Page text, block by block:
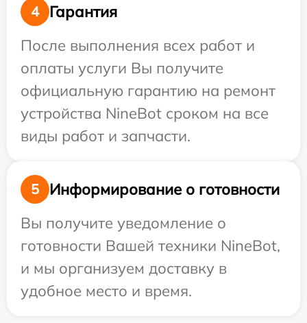
4
Гарантия
После выполнения всех работ и
оплаты услуги Вы получите
официальную гарантию на ремонт
устройства NineBot сроком на все
виды работ и запчасти.
5
Информирование о готовности
Вы получите уведомление о
готовности Вашей техники NineBot,
и мы организуем доставку в
удобное место и время.